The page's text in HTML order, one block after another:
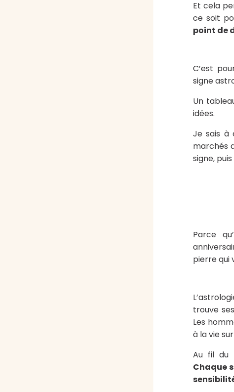
Et cela
ce soit
point de
C’est
signe
Un
idées.
Je sais à
marchés
signe,
Parce
pierre qui
trouve
Les
à la vie
Au fil du
Chaque